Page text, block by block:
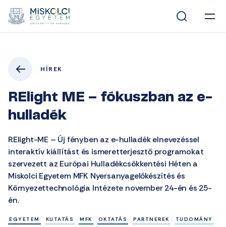
HÍREK
RElight ME – fókuszban az e-
hulladék
RElight-ME – Új fényben az e-hulladék elnevezéssel
interaktív kiállítást és ismeretterjesztő programokat
szervezett az Európai Hulladékcsökkentési Héten a
Miskolci Egyetem MFK Nyersanyagelőkészítés és
Környezettechnológia Intézete november 24-én és 25-
én.
EGYETEM KUTATÁS MFK OKTATÁS PARTNEREK
TUDOMÁNY